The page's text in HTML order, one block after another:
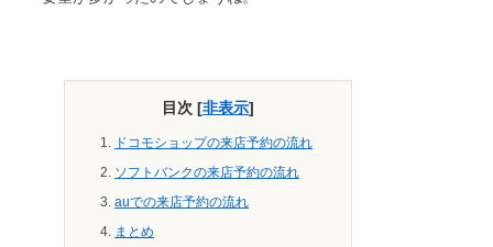
目次 [非表示]
ドコモショップの来店予約の流れ
ソフトバンクの来店予約の流れ
auでの来店予約の流れ
まとめ